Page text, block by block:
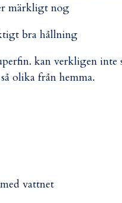
märkligt nog
bra hållning
kan verkligen inte
olika från hemma.
vattnet